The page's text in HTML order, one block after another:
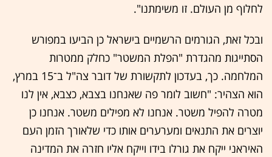
לחלוף מן העולם. זו משימתנו".
ובכל זאת, הגורמים הרשמיים בישראל כן הביעו במפורש
הסתייגות מהגדרת "הפלת המשטר" כחלק ממטרות
המלחמה. כך, בעדכון לתקשורת של דובר צה"ל ב־15 במרץ,
הוא הצהיר: "חשוב לומר פה שאנחנו בצבא, כצבא, אין לנו
מטרה להפיל משטר. אנחנו לא מפילים משטר. אנחנו כן
יוצרים את התנאים ומערערים אותו כדי שלאורך הזמן העם
האיראני ייקח את גורלו בידו וייקח אליו חזרה את המדינה